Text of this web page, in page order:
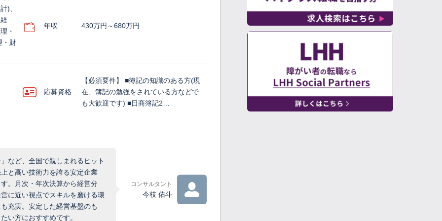
)、
・
・財
年収 430万円～680万円
応募資格
【必須要件】 ■簿記の知識のある方(現
在、簿記の勉強をされている方などで
も大歓迎です) ■日商簿記2…
など、全国で親しまれるヒット
と高い技術力を誇る安定企業
。月次・年次決算から経営分
に近い視点でスキルを磨ける環
充実。安定した経営基盤のも
い方におすすめです。
コンサルタント
今枝 佑斗